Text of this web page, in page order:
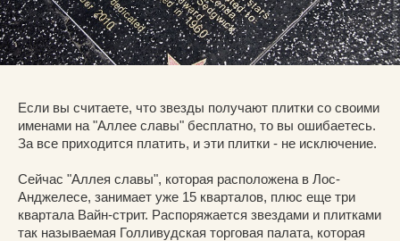
Если вы считаете, что звезды получают плитки со своими
именами на "Аллее славы" бесплатно, то вы ошибаетесь.
За все приходится платить, и эти плитки - не исключение.
Сейчас "Аллея славы", которая расположена в Лос-
Анджелесе, занимает уже 15 кварталов, плюс еще три
квартала Вайн-стрит. Распоряжается звездами и плитками
так называемая Голливудская торговая палата, которая